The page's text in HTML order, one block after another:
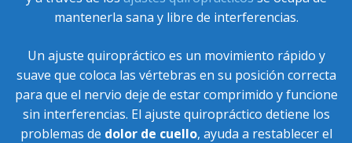
mantenerla sana y libre de interferencias.
Un ajuste quiropráctico es un movimiento rápido y
suave que coloca las vértebras en su posición correcta
para que el nervio deje de estar comprimido y funcione
sin interferencias. El ajuste quiropráctico detiene los
problemas de dolor de cuello, ayuda a restablecer el